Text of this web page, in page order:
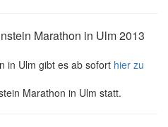
Marathon in Ulm 2013
in Ulm gibt es ab sofort hier zu
Marathon in Ulm statt.